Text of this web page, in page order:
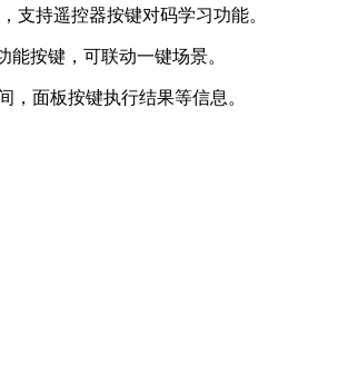
支持遥控器按键对码学习功能。
按键，可联动一键场景。
，面板按键执行结果等信息。